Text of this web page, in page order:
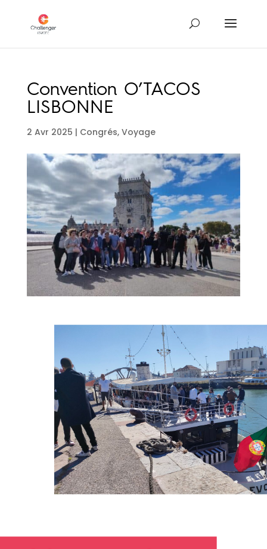
Convention O’TACOS
LISBONNE
2 Avr 2025 | Congrés, Voyage